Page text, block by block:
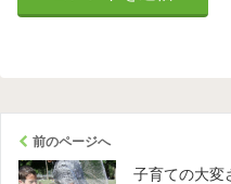
前のページへ
子育ての大変